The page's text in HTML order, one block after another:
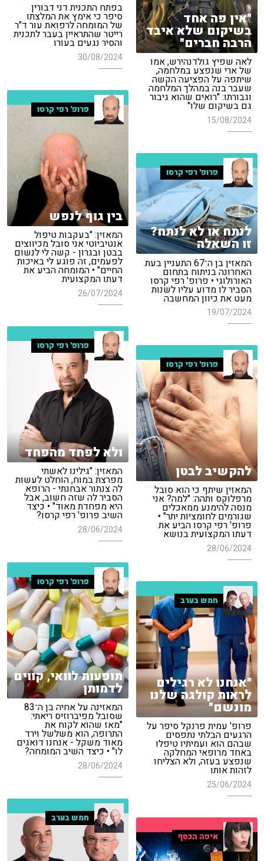
בפתח התכנית דני דבורין
סיפר כי אימץ את המלצתו
של המומחה לרפואת עור ד"ר
רייטר שהתראיין בעבר לתכנית
והסיר נגעים בעורו
30/08/2024
"אין פה אחד
בשיקום שלא איבד
הרבה חברים"
לאה שפיץ גולדנהירש, אמו
של ארי שנפצע במלחמה,
שיתפה על הפציעה הקשה
שעבר בנה במהלך המלחמה
וגבורתו: "רואים שהוא גיבור
גם בשיקום שלו"
15/08/2024
פרופ' רפי קרסו
בין גוף לנפש
המאזין: "בעקבות טיפול
אנטיביוטי אני סובל מכיווצים
בבטן ובגרון - קשה לי לנשום
לפעמים, זה פוגע לי באיכות
החיים" • המומחה הביע את
דעתו המקצועית
26/07/2024
פרופ' רפי קרסו
לנתח או לא לנתח?
זו השאלה
המאזין בן ה־67 התעניין בעת
האחרונה בניתוח בתחום
האורולוגי • פרופ' רפי קרסו
הסביר לו מדוע עליו לשנות
מעט את כיוון המחשבה
19/07/2024
פרופ' רפי קרסו
ולא לפחד מהפחד
המאזין: "גילינו לאשתי
מפרצת במוח, הוחלט לעשות
לה צנתור אבחנתי - הרופא
הסביר לה שזה חשוב, אבל
היא מפחדת מאוד" • כיצד
השיב פרופ' רפי קרסו?
28/06/2024
פרופ' רפי קרסו
להקשיב לבטן
המאזין שיתף כי הוא סובל
מרפלוקס ותהה: "למה? אני
מנסה להימנע ממאכלים
שגורמים לחומציות יתר" •
פרופ' רפי קרסו הביע את
דעתו המקצועית בנושא
28/06/2024
פרופ' רפי קרסו
תופעות לוואי, קווים
לדמותן
המאזינה על אחיה בן ה־83
שסובל מפיברוזיס ריאתי:
"מאז שהוא לקוח את
התרופה, הוא משלשל וירד
מאוד משקל - אנחנו דואגים
לו" • כיצד השיב המומחה?
28/06/2024
חמש בערב
"אנחנו לא רגילים
לראות קולגה שלנו
מונשם"
פרופ' עמית פרנקל סיפר על
הרגעים הבלתי נתפסים
שבהם הוא ועמיתיו טיפלו
באחד מרופאי המחלקה
שנפצע בעזה, ולא הצליחו
לזהות אותו
25/06/2024
חמש בערב
איפה הכסף